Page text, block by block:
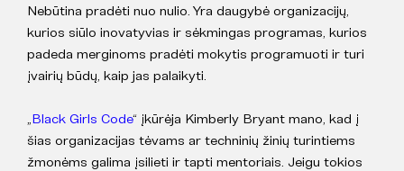
Nebūtina pradėti nuo nulio. Yra daugybė organizacijų,
kurios siūlo inovatyvias ir sėkmingas programas, kurios
padeda merginoms pradėti mokytis programuoti ir turi
įvairių būdų, kaip jas palaikyti.
„Black Girls Code“ įkūrėja Kimberly Bryant mano, kad į
šias organizacijas tėvams ar techninių žinių turintiems
žmonėms galima įsilieti ir tapti mentoriais. Jeigu tokios